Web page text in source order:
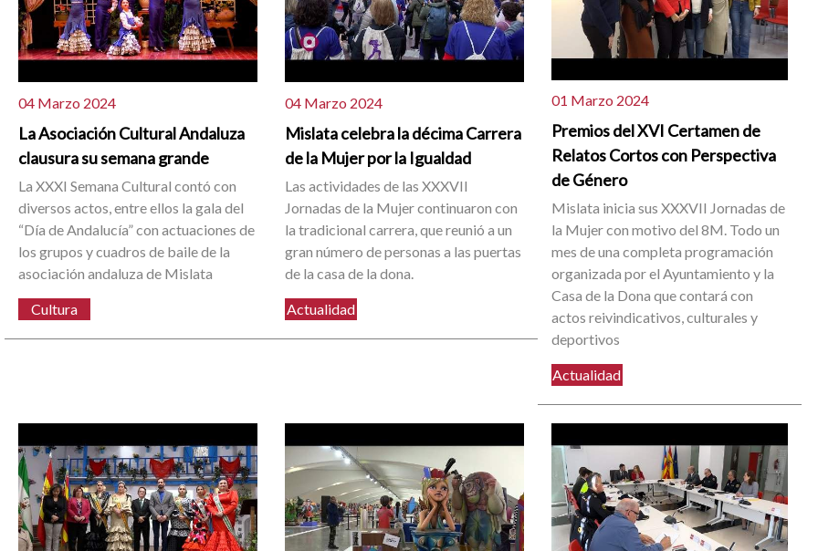
04 Marzo 2024
La Asociación Cultural Andaluza
clausura su semana grande
La XXXI Semana Cultural contó con
diversos actos, entre ellos la gala del
“Día de Andalucía” con actuaciones de
los grupos y cuadros de baile de la
asociación andaluza de Mislata
Cultura
04 Marzo 2024
Mislata celebra la décima Carrera
de la Mujer por la Igualdad
Las actividades de las XXXVII
Jornadas de la Mujer continuaron con
la tradicional carrera, que reunió a un
gran número de personas a las puertas
de la casa de la dona.
Actualidad
01 Marzo 2024
Premios del XVI Certamen de
Relatos Cortos con Perspectiva
de Género
Mislata inicia sus XXXVII Jornadas de
la Mujer con motivo del 8M. Todo un
mes de una completa programación
organizada por el Ayuntamiento y la
Casa de la Dona que contará con
actos reivindicativos, culturales y
deportivos
Actualidad